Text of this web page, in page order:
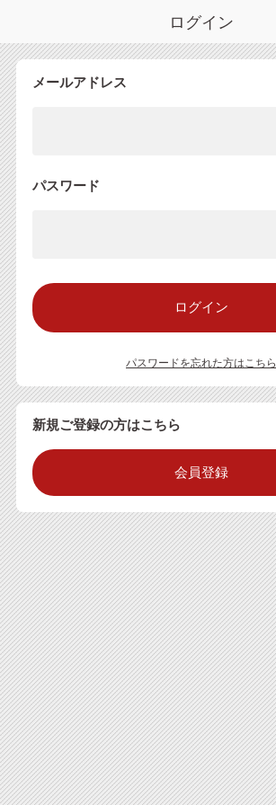
ログイン
メールアドレス
パスワード
パスワードを忘れた方はこちら
新規ご登録の方はこちら
会員登録